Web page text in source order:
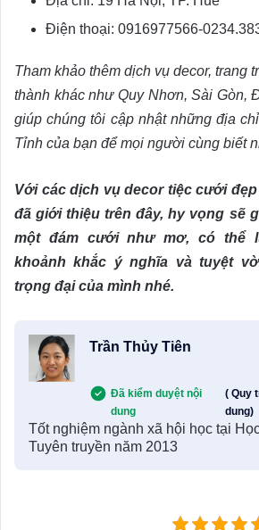
Điện thoại: 0916977566-
Tham khảo thêm dịch vụ decor, trang
thành khác như Quy Nhơn, Sài Gòn,
giúp chúng tôi cập nhật những địa
Tỉnh của bạn để mọi người cùng biết
Với các dịch vụ decor tiệc cưới
đã giới thiệu trên đây, hy vọng sẽ
một đám cưới như mơ, có thể
khoảnh khắc ý nghĩa và tuyệt
trọng đại của mình nhé.
Trần Thủy Tiên
Đã kiểm duyệt nội
dung
( Quy
dung)
Tốt nghiệm ngành xã hội học tại
Tuyên truyền năm 2013